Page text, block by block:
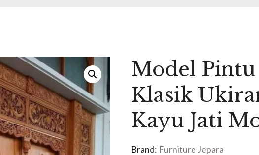
Model
Klasik
Kayu Jati
Brand: Furniture Jepara